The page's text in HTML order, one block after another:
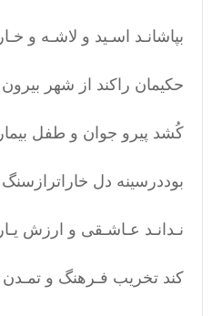
بپاشانـد اسـید و لاشـه و خـار
حکیمان راکند از شهر بیرون
کُشد پیرو جوان و طفل بیمار
بوددرسینه دل خاراترازسنگ
نـدانـد عـاشـقی و ارزش یـار
کند تخریب فـرهنگ و تمـدن